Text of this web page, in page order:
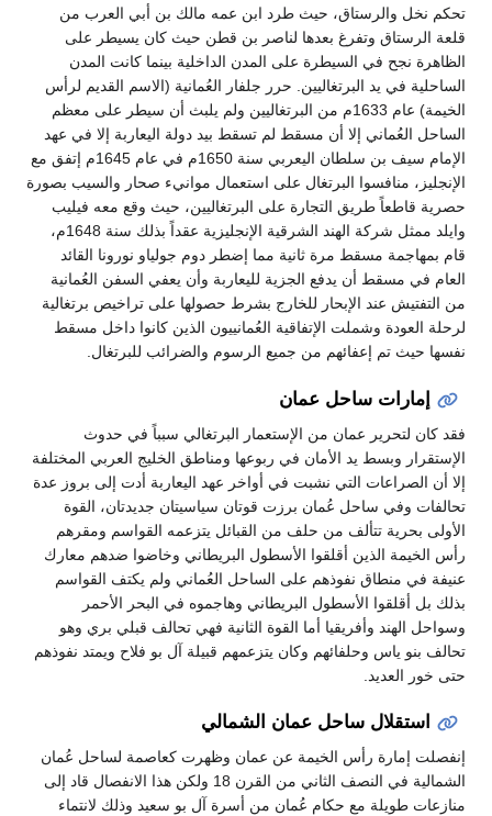
تحكم نخل والرستاق، حيث طرد ابن عمه مالك بن أبي العرب من
قلعة الرستاق وتفرغ بعدها لناصر بن قطن حيث كان يسيطر على
الظاهرة نجح في السيطرة على المدن الداخلية بينما كانت المدن
الساحلية في يد البرتغاليين. حرر جلفار العُمانية (الاسم القديم لرأس
الخيمة) عام 1633م من البرتغاليين ولم يلبث أن سيطر على معظم
الساحل العُماني إلا أن مسقط لم تسقط بيد دولة اليعاربة إلا في عهد
الإمام سيف بن سلطان اليعربي سنة 1650م في عام 1645م إتفق مع
الإنجليز، منافسوا البرتغال على استعمال موانيء صحار والسيب بصورة
حصرية قاطعاً طريق التجارة على البرتغاليين، حيث وقع معه فيليب
وايلد ممثل شركة الهند الشرقية الإنجليزية عقداً بذلك سنة 1648م،
قام بمهاجمة مسقط مرة ثانية مما إضطر دوم جولياو نورونا القائد
العام في مسقط أن يدفع الجزية لليعاربة وأن يعفي السفن العُمانية
من التفتيش عند الإبحار للخارج بشرط حصولها على تراخيص برتغالية
لرحلة العودة وشملت الإتفاقية العُمانييون الذين كانوا داخل مسقط
نفسها حيث تم إعفائهم من جميع الرسوم والضرائب للبرتغال.
إمارات ساحل عمان
فقد كان لتحرير عمان من الإستعمار البرتغالي سبباً في حدوث
الإستقرار وبسط يد الأمان في ربوعها ومناطق الخليج العربي المختلفة
إلا أن الصراعات التي نشبت في أواخر عهد اليعاربة أدت إلى بروز عدة
تحالفات وفي ساحل عُمان برزت قوتان سياسيتان جديدتان، القوة
الأولى بحرية تتألف من حلف من القبائل يتزعمه القواسم ومقرهم
رأس الخيمة الذين أقلقوا الأسطول البريطاني وخاضوا ضدهم معارك
عنيفة في منطاق نفوذهم على الساحل العُماني ولم يكتف القواسم
بذلك بل أقلقوا الأسطول البريطاني وهاجموه في البحر الأحمر
وسواحل الهند وأفريقيا أما القوة الثانية فهي تحالف قبلي بري وهو
تحالف بنو ياس وحلفائهم وكان يتزعمهم قبيلة آل بو فلاح ويمتد نفوذهم
حتى خور العديد.
استقلال ساحل عمان الشمالي
إنفصلت إمارة رأس الخيمة عن عمان وظهرت كعاصمة لساحل عُمان
الشمالية في النصف الثاني من القرن 18 ولكن هذا الانفصال قاد إلى
منازعات طويلة مع حكام عُمان من أسرة آل بو سعيد وذلك لانتماء